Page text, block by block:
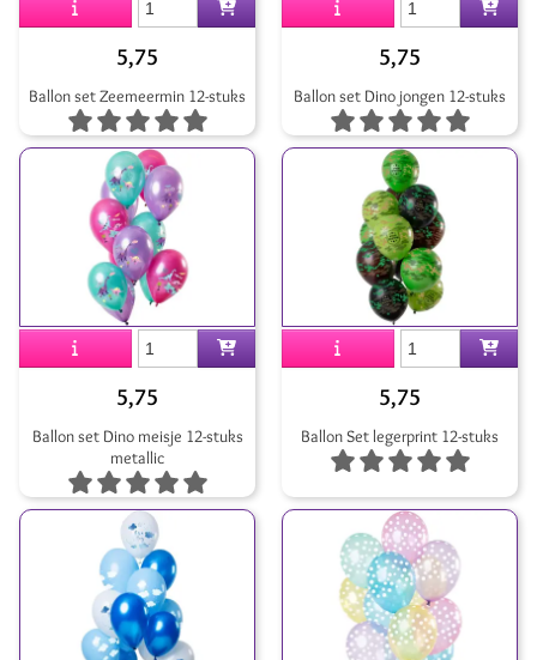
5,75
Ballon set Zeemeermin 12-stuks
5,75
Ballon set Dino jongen 12-stuks
5,75
Ballon set Dino meisje 12-stuks
metallic
5,75
Ballon Set legerprint 12-stuks